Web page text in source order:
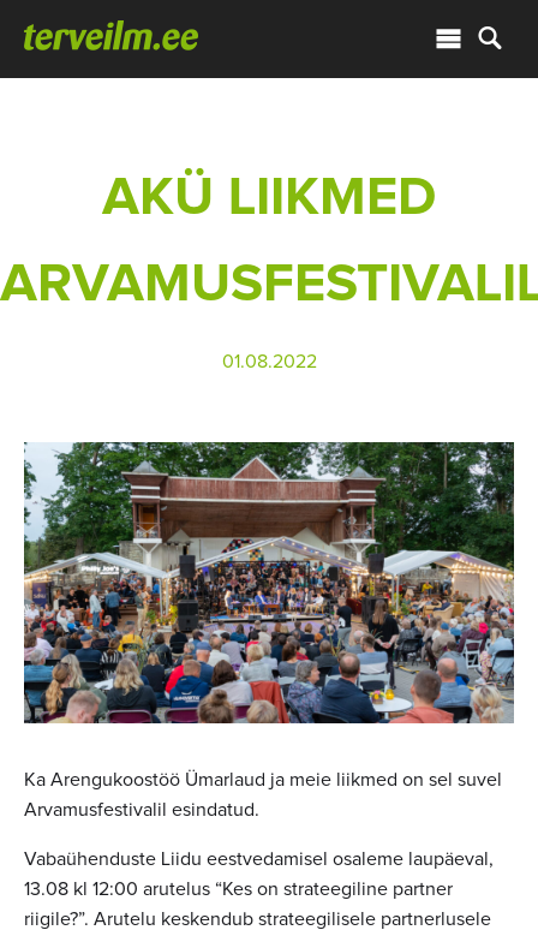
AKÜ LIIKMED
01.08.2022
Ka Arengukoostöö Ümarlaud ja meie liikmed on sel suvel
Arvamusfestivalil esindatud.
Vabaühenduste Liidu eestvedamisel osaleme laupäeval,
13.08 kl 12:00 arutelus “Kes on strateegiline partner
riigile?”. Arutelu keskendub strateegilisele partnerlusele